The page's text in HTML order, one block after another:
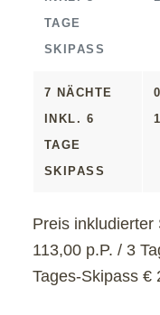
TAGE
SKIPASS
7 NÄCHTE
INKL. 6
TAGE
SKIPASS
Preis inkludierter
113,00 p.P. / 3
Tages-Skipass €